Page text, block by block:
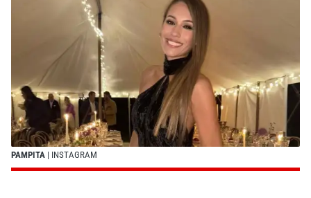
PAMPITA | INSTAGRAM